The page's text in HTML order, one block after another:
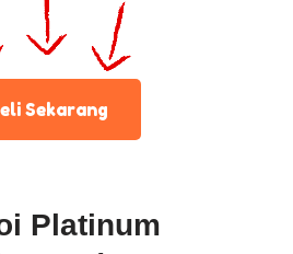
Sekarang
Platinum